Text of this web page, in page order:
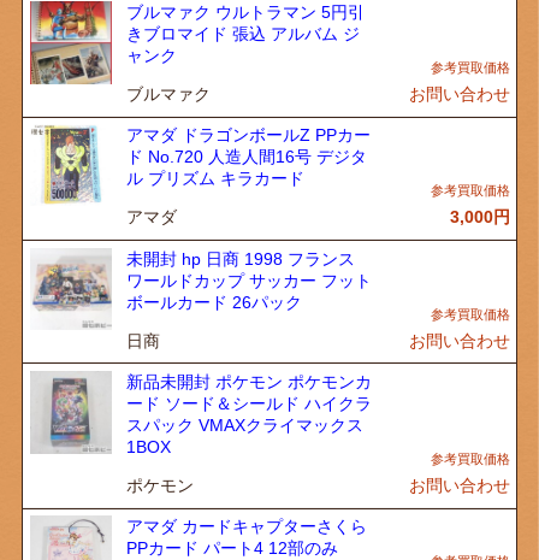
ブルマァク ウルトラマン 5円引
きブロマイド 張込 アルバム ジ
ャンク
ブルマァク お問い合わせ
アマダ ドラゴンボールZ PPカー
ド No.720 人造人間16号 デジタ
ル プリズム キラカード
アマダ 3,000円
未開封 hp 日商 1998 フランス
ワールドカップ サッカー フット
ボールカード 26パック
日商 お問い合わせ
新品未開封 ポケモン ポケモンカ
ード ソード＆シールド ハイクラ
スパック VMAXクライマックス
1BOX
ポケモン お問い合わせ
アマダ カードキャプターさくら
PPカード パート4 12部のみ